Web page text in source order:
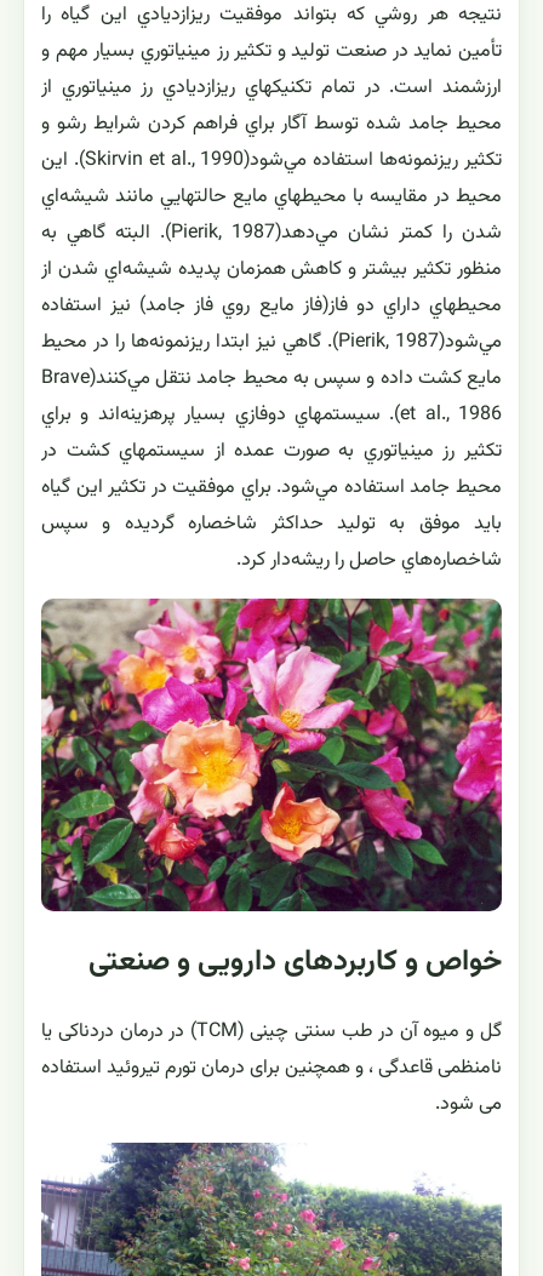
نتيجه هر روشي كه بتواند موفقيت ريزازديادي اين گياه را
تأمين نمايد در صنعت توليد و تكثير رز مينياتوري بسيار مهم و
ارزشمند است. در تمام تكنيكهاي ريزازديادي رز مينياتوري از
محيط جامد شده توسط آگار براي فراهم كردن شرايط رشو و
تكثير ريزنمونه‌ها استفاده مي‌شود(Skirvin et al., 1990). اين
محيط در مقايسه با محيطهاي مايع حالتهايي مانند شيشه‌اي
شدن را كمتر نشان مي‌دهد(Pierik, 1987). البته گاهي به
منظور تكثير بيشتر و كاهش همزمان پديده شيشه‌اي شدن از
محيطهاي داراي دو فاز(فاز مايع روي فاز جامد) نيز استفاده
مي‌شود(Pierik, 1987). گاهي نيز ابتدا ريزنمونه‌ها را در محيط
مايع كشت داده و سپس به محيط جامد نتقل مي‌كنند(Brave
et al., 1986). سيستمهاي دوفازي بسيار پرهزينه‌اند و براي
تكثير رز مينياتوري به صورت عمده از سيستمهاي كشت در
محيط جامد استفاده مي‌شود. براي موفقيت در تكثير اين گياه
بايد موفق به توليد حداكثر شاخصاره گرديده و سپس
شاخصاره‌هاي حاصل را ريشه‌دار كرد.
خواص و کاربردهای دارویی و صنعتی
گل و میوه آن در طب سنتی چینی (TCM) در درمان دردناکی یا
نامنظمی قاعدگی ، و همچنین برای درمان تورم تیروئید استفاده
می شود.